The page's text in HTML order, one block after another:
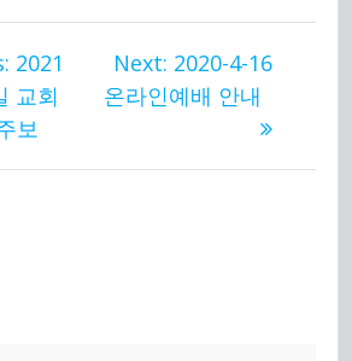
Previous
post:
2021
교회
보
Next: Next
post:
2020-4-16
온라인예배 안내